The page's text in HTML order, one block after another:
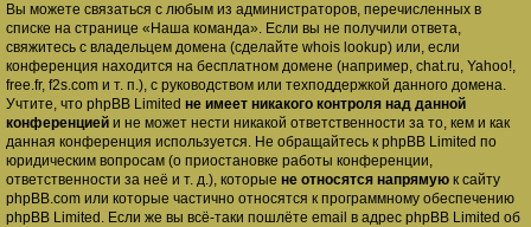
Вы можете связаться с любым из администраторов, перечисленных в
списке на странице «Наша команда». Если вы не получили ответа,
свяжитесь с владельцем домена (сделайте whois lookup) или, если
конференция находится на бесплатном домене (например, chat.ru, Yahoo!,
free.fr, f2s.com и т. п.), с руководством или техподдержкой данного домена.
Учтите, что phpBB Limited не имеет никакого контроля над данной
конференцией и не может нести никакой ответственности за то, кем и как
данная конференция используется. Не обращайтесь к phpBB Limited по
юридическим вопросам (о приостановке работы конференции,
ответственности за неё и т. д.), которые не относятся напрямую к сайту
phpBB.com или которые частично относятся к программному обеспечению
phpBB Limited. Если же вы всё-таки пошлёте email в адрес phpBB Limited об